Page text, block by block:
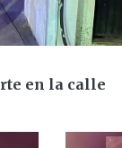
en la calle